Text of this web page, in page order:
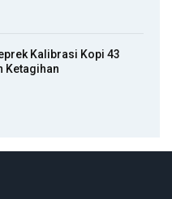
Kalibrasi Kopi 43
Ketagihan